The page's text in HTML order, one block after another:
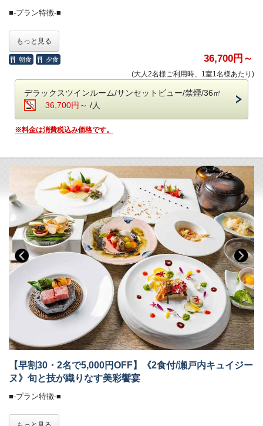
ホテル内のドリンクやおつまみなどは、ご宿泊料金に含まれます。
＜高濃度ラジウム温泉＞（6:00～10:00／15:30～24:00）
・「万病の湯」と称される名湯と、
讃岐平野を望む絶景の半露天風呂が魅力。
・湯上がりラウンジ：生ビール＆ドリンク、アイスクリーム
・メインラウンジ（スカイガーデン併設）：おつまみとドリンク
・スポットラウンジ：讃岐うどんのお夜食（21:00～23:30）
・ロビー＆カフェラウンジ（1F）：コーヒー、紅茶などのお飲み物
＜ライブラリー＞（7:00～12:00／15:00～24:00）
・お気に入りの一冊を
■-ご予約にあたって-■
・12歳以下のお子様はご遠慮いただいております。
・8名様以上のご宿泊は事前にご相談ください。
・バリアフリー、ポーターサービスは未対応です。
■-プラン特徴-■
お二人なら5,000円OFFになるお得なプランです。
※表示金額は割引されたプラン料金です。
■-《夕食》讃岐平野を一望する特等席で味わう鉄板懐石-■
四国の“恵みの海”が育んだ旬の魚介、
専属農家から毎朝届くみずみずしい野菜、
そして香川が誇る「讃岐オリーブ牛」A5ランクのみを厳選。
目の前で焼き上がる香ばしい音と、
夕景に染まる絶景を眺めるひとときは、
まさに至福の体験です。
・お食事中のドリンクフリー
・会場 レストラン「ザ・マイルストーン」
・時間 17:30／18:30／19:30（完全予約制。予約時にご指定くださ
い）
ご希望のお時間が満席の際は、お時間の変更をお願いする場合がござ
います。
■-朝のごちそう《和食御膳》-■
炊きたて土鍋ご飯のふわりと広がる甘い香り、
みずみずしい朝採れ野菜、濃厚な牧場直送の牛乳
契約農家や牧場から毎朝届く新鮮食材を使い、
一品一品丁寧に仕上げた、心と体にやさしい朝食です。
・会場 レストラン「ザ・マイルストーン」
・時間 7：00～10：00
■-オールインクルーシブで愉しむ癒しの空間-■
大人の休日を過ごす 「大人の贅沢旅」にぴったり。
もっと見る
朝食 夕食 36,700円～
(大人2名様ご利用時、1室1名様あたり)
デラックスツインルーム/サンセットビュー/禁煙/36㎡
36,700円～ /人
※料金は消費税込み価格です。
【早割30・2名で5,000円OFF】《2食付/瀬戸内キュイジー
ヌ》旬と技が織りなす美彩饗宴
■-プラン特徴-■